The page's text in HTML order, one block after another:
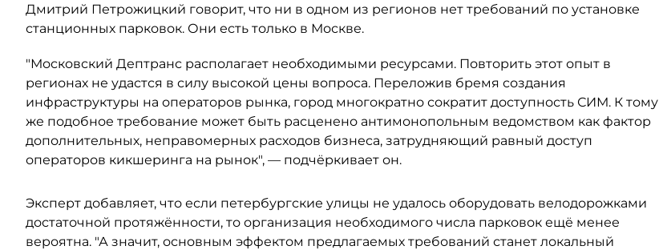
Дмитрий Петрожицкий говорит, что ни в одном из регионов нет требований по установке
станционных парковок. Они есть только в Москве.
"Московский Дептранс располагает необходимыми ресурсами. Повторить этот опыт в
регионах не удастся в силу высокой цены вопроса. Переложив бремя создания
инфраструктуры на операторов рынка, город многократно сократит доступность СИМ. К тому
же подобное требование может быть расценено антимонопольным ведомством как фактор
дополнительных, неправомерных расходов бизнеса, затрудняющий равный доступ
операторов кикшеринга на рынок", — подчёркивает он.
Эксперт добавляет, что если петербургские улицы не удалось оборудовать велодорожками
достаточной протяжённости, то организация необходимого числа парковок ещё менее
вероятна. "А значит, основным эффектом предлагаемых требований станет локальный